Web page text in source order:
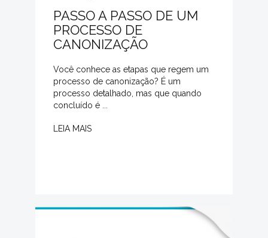
PASSO A PASSO DE UM
PROCESSO DE
CANONIZAÇÃO
Você conhece as etapas que regem um
processo de canonização? É um
processo detalhado, mas que quando
concluído é ...
LEIA MAIS